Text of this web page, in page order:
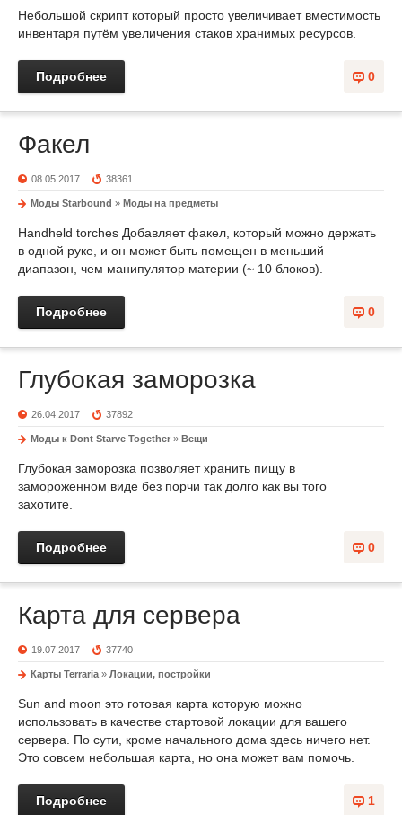
Небольшой скрипт который просто увеличивает вместимость
инвентаря путём увеличения стаков хранимых ресурсов.
0
Подробнее
Факел
08.05.2017 38361
Моды Starbound » Моды на предметы
Handheld torches Добавляет факел, который можно держать
в одной руке, и он может быть помещен в меньший
диапазон, чем манипулятор материи (~ 10 блоков).
0
Подробнее
Глубокая заморозка
26.04.2017 37892
Моды к Dont Starve Together » Вещи
Глубокая заморозка позволяет хранить пищу в
замороженном виде без порчи так долго как вы того
захотите.
0
Подробнее
Карта для сервера
19.07.2017 37740
Карты Terraria » Локации, постройки
Sun and moon это готовая карта которую можно
использовать в качестве стартовой локации для вашего
сервера. По сути, кроме начального дома здесь ничего нет.
Это совсем небольшая карта, но она может вам помочь.
1
Подробнее